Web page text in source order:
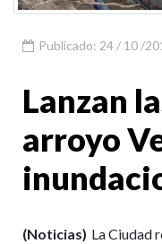
Publicado: 24 / 10 /
Lanzan
arroyo
(Noticias) La Ciudad